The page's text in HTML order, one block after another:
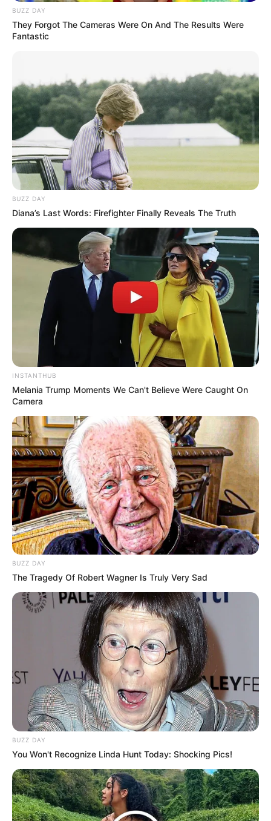
Serem! 9 Chat Ojek Online &
Pelanggan Ini Bikin Auto
Merinding
Bikin Ngakak, 10 Potret
Cosplay Murah Pakai Bahan
Anti Mainstream, 10 Cara
Membawa Barang Belanjaan
Versi Warga Thailand
BUZZ DAY
They Forgot The Cameras Were On And The Results Were
Fantastic
BUZZ DAY
Diana’s Last Words: Firefighter Finally Reveals The Truth
INSTANTHUB
Melania Trump Moments We Can't Believe Were Caught On
Camera
BUZZ DAY
The Tragedy Of Robert Wagner Is Truly Very Sad
BUZZ DAY
You Won't Recognize Linda Hunt Today: Shocking Pics!